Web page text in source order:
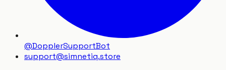
@DopplerSupportBot
support@simnetiq.store